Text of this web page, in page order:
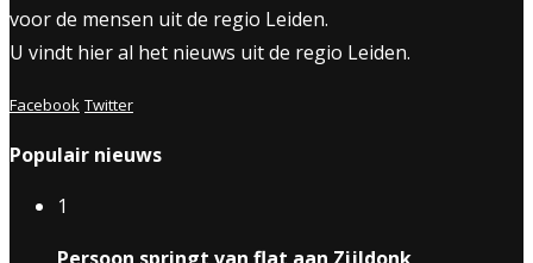
voor de mensen uit de regio Leiden.
U vindt hier al het nieuws uit de regio Leiden.
Facebook Twitter
Populair nieuws
1
Persoon springt van flat aan Zijldonk